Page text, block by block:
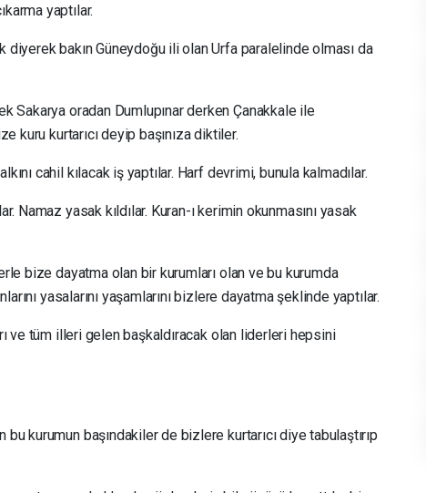
yaptılar.
diyerek bakın Güneydoğu ili olan Urfa paralelinde olması da
oradan Dumlupınar derken Çanakkale ile
kuru kurtarıcı deyip başınıza diktiler.
cahil kılacak iş yaptılar. Harf devrimi, bunula kalmadılar.
Namaz yasak kıldılar. Kuran-ı kerimin okunmasını yasak
bize dayatma olan bir kurumları olan ve bu kurumda
yasalarını yaşamlarını bizlere dayatma şeklinde yaptılar.
ve tüm illeri gelen başkaldıracak olan liderleri hepsini
kurumun başındakiler de bizlere kurtarıcı diye tabulaştırıp